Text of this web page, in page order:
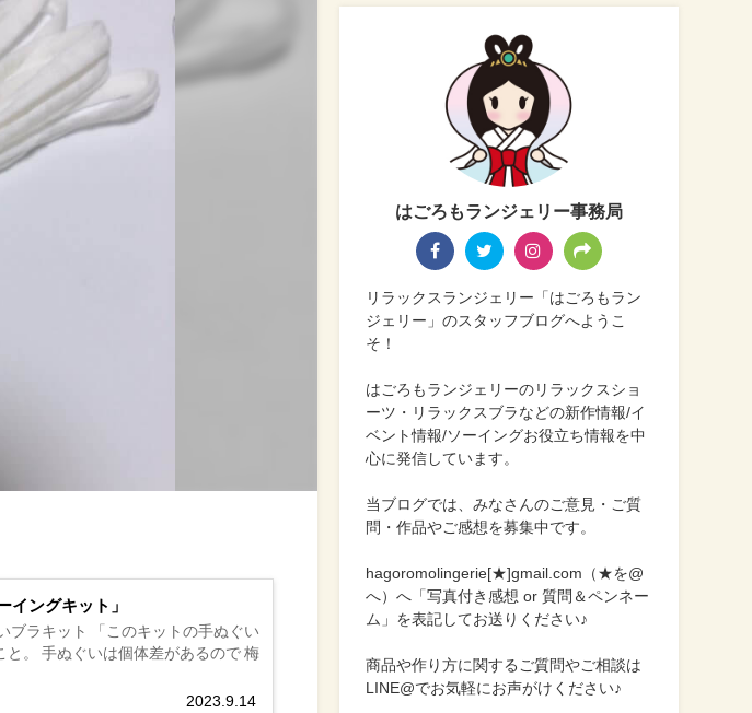
イングキット」
2023.9.14
ブラキット 「このキットの手ぬぐい
ので 梅
はごろもランジェリー事務局
リラックスランジェリー「はごろもラン
ジェリー」のスタッフブログへようこ
そ！
はごろもランジェリーのリラックスショ
ーツ・リラックスブラなどの新作情報/イ
ベント情報/ソーイングお役立ち情報を中
心に発信しています。
当ブログでは、みなさんのご意見・ご質
問・作品やご感想を募集中です。
hagoromolingerie[★]gmail.com（★を@
へ）へ「写真付き感想 or 質問＆ペンネー
ム」を表記してお送りください♪
商品や作り方に関するご質問やご相談は
LINE@でお気軽にお声がけください♪